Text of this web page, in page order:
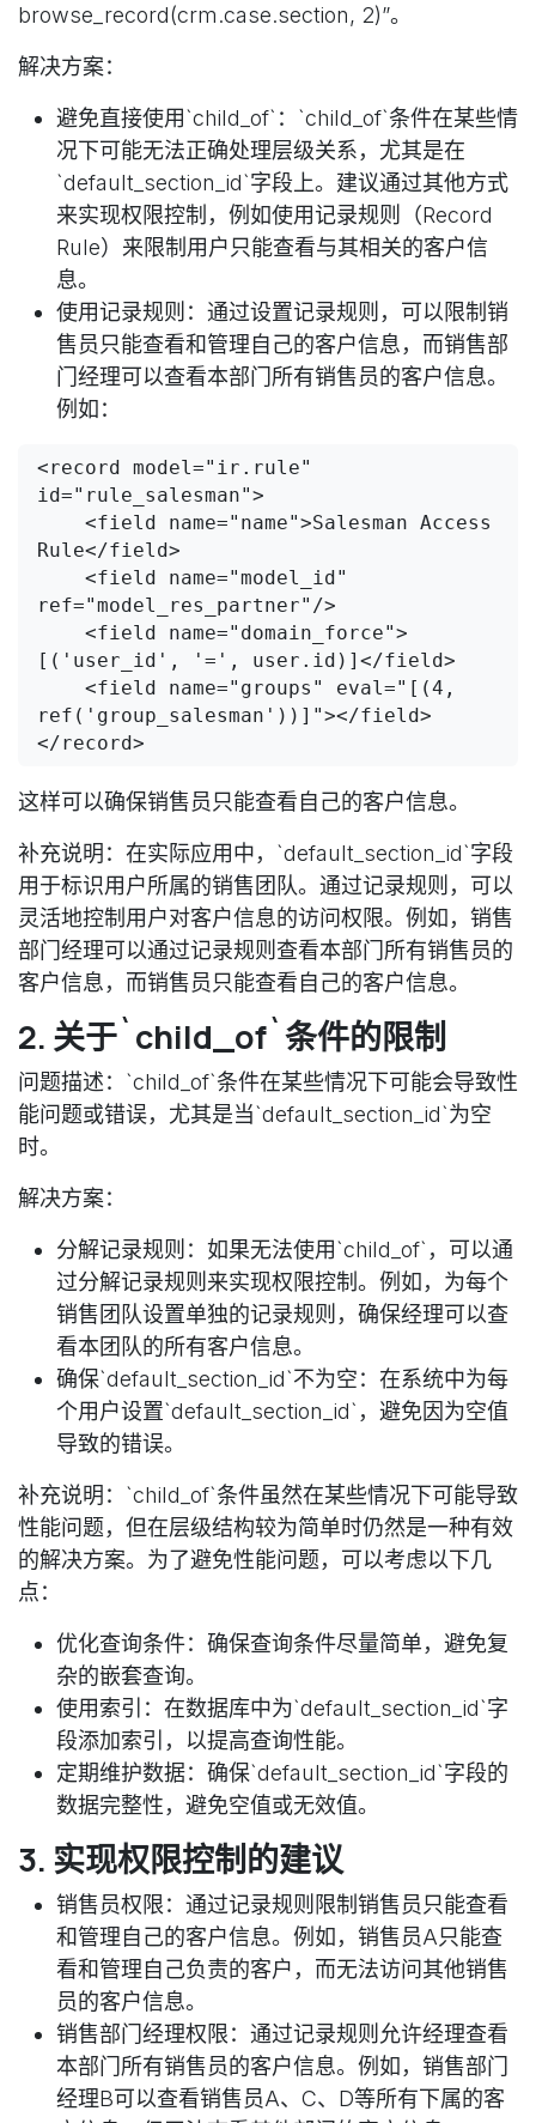
browse_record(crm.case.section, 2)”。
解决方案：
避免直接使用`child_of`：`child_of`条件在某些情
况下可能无法正确处理层级关系，尤其是在
`default_section_id`字段上。建议通过其他方式
来实现权限控制，例如使用记录规则（Record
Rule）来限制用户只能查看与其相关的客户信
息。
使用记录规则：通过设置记录规则，可以限制销
售员只能查看和管理自己的客户信息，而销售部
门经理可以查看本部门所有销售员的客户信息。
例如：
<record model="ir.rule"
id="rule_salesman">
Rule</field>
ref="model_res_partner"/>
[('user_id', '=', user.id)]</field>
ref('group_salesman'))]"></field>
</record>
这样可以确保销售员只能查看自己的客户信息。
补充说明 ：在实际应用中，`default_section_id`字段
用于标识用户所属的销售团队。通过记录规则，可以
灵活地控制用户对客户信息的访问权限。例如，销售
部门经理可以通过记录规则查看本部门所有销售员的
客户信息，而销售员只能查看自己的客户信息。
2. 关于`child_of`条件的限制
问题描述：`child_of`条件在某些情况下可能会导致性
能问题或错误，尤其是当`default_section_id`为空
时。
解决方案：
分解记录规则：如果无法使用`child_of`，可以通
过分解记录规则来实现权限控制。例如，为每个
销售团队设置单独的记录规则，确保经理可以查
看本团队的所有客户信息。
确保`default_section_id`不为空：在系统中为每
个用户设置`default_section_id`，避免因为空值
导致的错误。
补充说明 ：`child_of`条件虽然在某些情况下可能导致
性能问题，但在层级结构较为简单时仍然是一种有效
的解决方案。为了避免性能问题，可以考虑以下几
点：
优化查询条件：确保查询条件尽量简单，避免复
杂的嵌套查询。
使用索引：在数据库中为`default_section_id`字
段添加索引，以提高查询性能。
定期维护数据：确保`default_section_id`字段的
数据完整性，避免空值或无效值。
3. 实现权限控制的建议
销售员权限：通过记录规则限制销售员只能查看
和管理自己的客户信息。例如，销售员A只能查
看和管理自己负责的客户，而无法访问其他销售
员的客户信息。
销售部门经理权限：通过记录规则允许经理查看
本部门所有销售员的客户信息。例如，销售部门
经理B可以查看销售员A、C、D等所有下属的客